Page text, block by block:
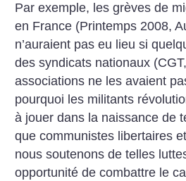
Par exemple, les grèves de
en France (Printemps 2008,
n’auraient pas eu lieu si
des syndicats nationaux
associations ne les avaient
pourquoi les militants
à jouer dans la naissance de
que communistes libertaires
nous soutenons de telles
opportunité de combattre le